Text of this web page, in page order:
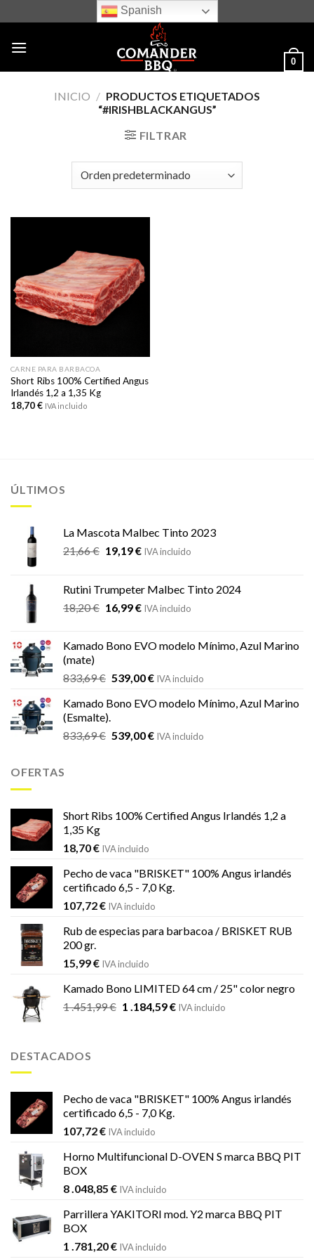
to
content
Spanish
0
INICIO / PRODUCTOS ETIQUETADOS
“#IRISHBLACKANGUS”
FILTRAR
CARNE PARA BARBACOA
Short Ribs 100% Certified Angus
Irlandés 1,2 a 1,35 Kg
18,70€ IVA incluido
ÚLTIMOS
La Mascota Malbec Tinto 2023
21,66€ El
era:
21,66 €.
19,19€El
es:
19,19 €.
IVA incluido
Rutini Trumpeter Malbec Tinto 2024
18,20€ El
era:
16,99€El
es:
IVA incluido
Kamado Bono EVO modelo Mínimo, Azul Marino
(mate)
833,69€ El
original
era:
833,69 €.
539,00€El
actual
539,00 €.
IVA incluido
Kamado Bono EVO modelo Mínimo, Azul Marino
(Esmalte).
833,69€ El
539,00€ElIVA incluido
OFERTAS
Short Ribs 100% Certified Angus Irlandés 1,2 a
1,35 Kg
18,70€ IVA incluido
Pecho de vaca "BRISKET" 100% Angus irlandés
certificado 6,5 - 7,0 Kg.
107,72€ IVA incluido
Rub de especias para barbacoa / BRISKET RUB
200 gr.
15,99€ IVA incluido
Kamado Bono LIMITED 64 cm / 25" color negro
1 .451,99€ El
1 .184,59€ElIVA incluido
DESTACADOS
Pecho de vaca "BRISKET" 100% Angus irlandés
certificado 6,5 - 7,0 Kg.
107,72€ IVA incluido
Horno Multifuncional D-OVEN S marca BBQ PIT
BOX
8 .048,85 € IVA incluido
Parrillera YAKITORI mod. Y2 marca BBQ PIT
BOX
1 .781,20€ IVA incluido